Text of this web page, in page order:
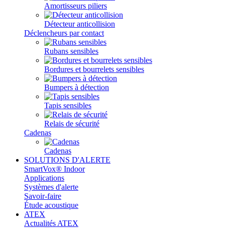
Amortisseurs piliers
Détecteur anticollision
Déclencheurs par contact
Rubans sensibles
Bordures et bourrelets sensibles
Bumpers à détection
Tapis sensibles
Relais de sécurité
Cadenas
Cadenas
SOLUTIONS D'ALERTE
SmartVox® Indoor
Applications
Systèmes d'alerte
Savoir-faire
Étude acoustique
ATEX
Actualités ATEX